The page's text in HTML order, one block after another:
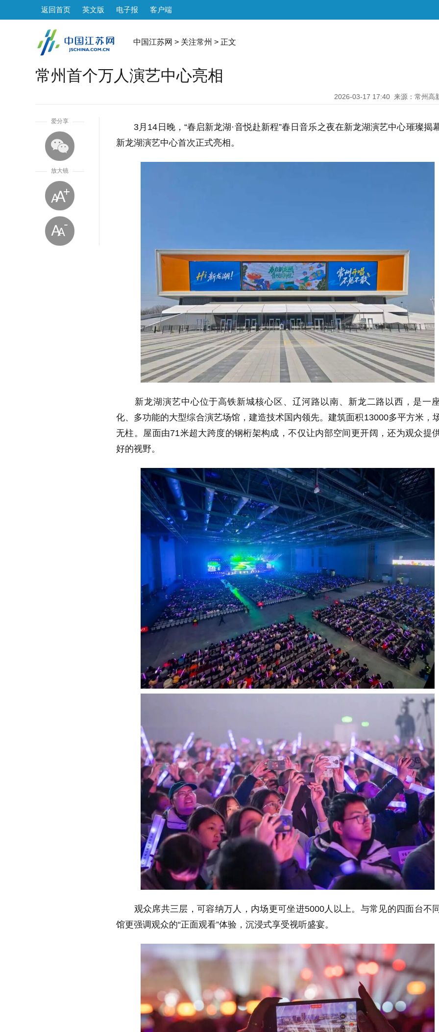
返回首页 英文版 电子报 客户端
中国江苏网 > 关注常州 > 正文
常州首个万人演艺中心亮相
2026-03-17 17:40 来源：常州高
爱分享
放大镜
3月14日晚，“春启新龙湖·音悦赴新程”春日音乐之夜在新龙湖演艺中心璀璨揭
新龙湖演艺中心首次正式亮相。
新龙湖演艺中心位于高铁新城核心区、辽河路以南、新龙二路以西，是一
化、多功能的大型综合演艺场馆，建造技术国内领先。建筑面积13000多平方米，
无柱。屋面由71米超大跨度的钢桁架构成，不仅让内部空间更开阔，还为观众提
好的视野。
观众席共三层，可容纳万人，内场更可坐进5000人以上。与常见的四面台不
馆更强调观众的“正面观看”体验，沉浸式享受视听盛宴。